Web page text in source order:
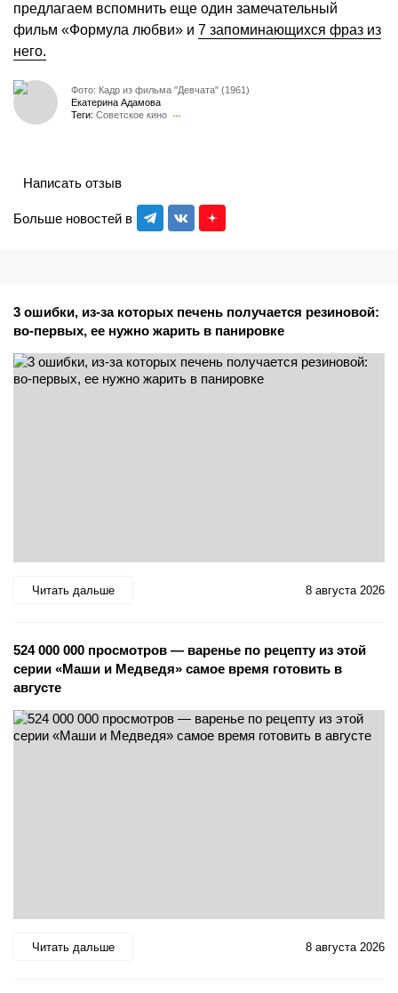
предлагаем вспомнить еще один замечательный
фильм «Формула любви» и 7 запоминающихся фраз из
него.
Фото: Кадр из фильма "Девчата" (1961)
Екатерина Адамова
Теги: Советское кино
Больше новостей в
Написать отзыв
3 ошибки, из-за которых печень получается резиновой:
во-первых, ее нужно жарить в панировке
Читать дальше 8 августа 2026
524 000 000 просмотров — варенье по рецепту из этой
серии «Маши и Медведя» самое время готовить в
августе
Читать дальше 8 августа 2026